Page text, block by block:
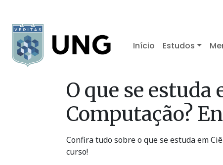
Início Estudos
O que se estuda
Computação?
Confira tudo sobre o que se estuda em
curso!